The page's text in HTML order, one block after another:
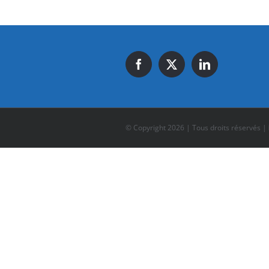
© Copyright 2026 | Tous droits réservés |